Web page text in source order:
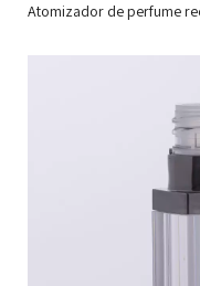
Atomizador de perfume